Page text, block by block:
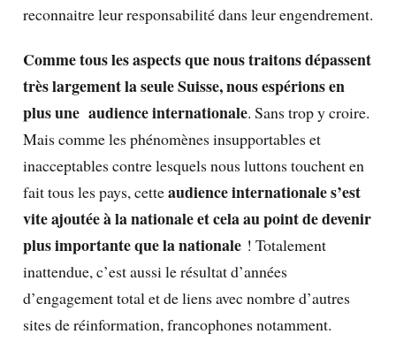
reconnaitre leur responsabilité dans leur engendrement.
Comme tous les aspects que nous traitons dépassent
très largement la seule Suisse, nous espérions en
plus une audience internationale. Sans trop y croire.
Mais comme les phénomènes insupportables et
inacceptables contre lesquels nous luttons touchent en
fait tous les pays, cetteaudience internationale s’est
vite ajoutée à la nationale et cela au point de devenir
plus importante que la nationale ! Totalement
inattendue, c’est aussi le résultat d’années
d’engagement total et de liens avec nombre d’autres
sites de réinformation, francophones notamment.